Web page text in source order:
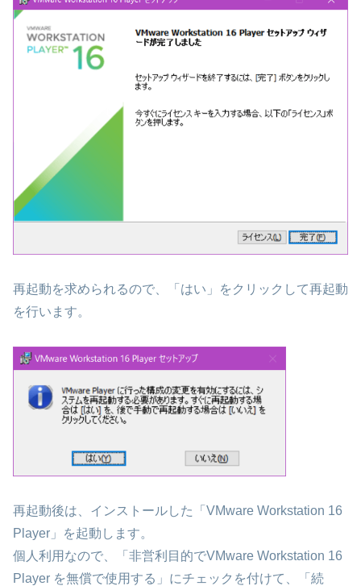
再起動を求められるので、「はい」をクリックして再起動
を行います。
再起動後は、インストールした「VMware Workstation 16
Player」を起動します。
個人利用なので、「非営利目的でVMware Workstation 16
Player を無償で使用する」にチェックを付けて、「続